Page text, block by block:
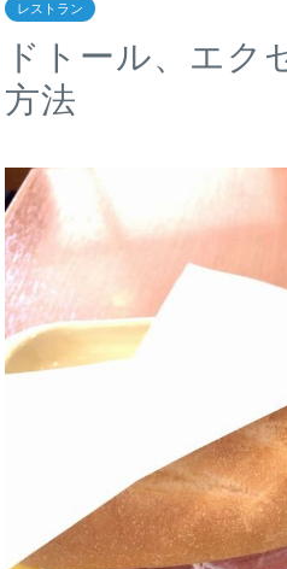
レストラン
ドトール、エク
方法